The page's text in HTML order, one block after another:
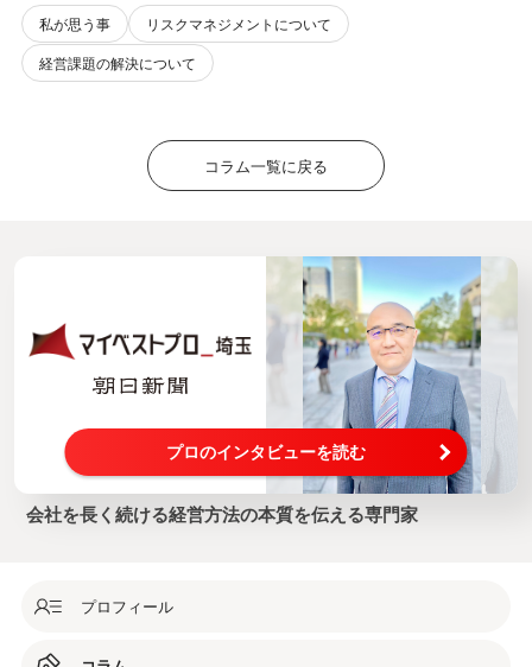
私が思う事
リスクマネジメントについて
経営課題の解決について
コラム一覧に戻る
プロのインタビューを読む
会社を長く続ける経営方法の本質を伝える専門家
プロフィール